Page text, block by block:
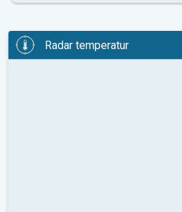
Radar temperatur